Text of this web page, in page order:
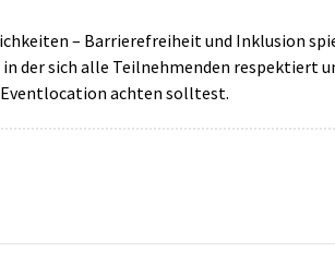
– Barrierefreiheit und Inklusion
der sich alle Teilnehmenden respektiert
Eventlocation achten solltest.